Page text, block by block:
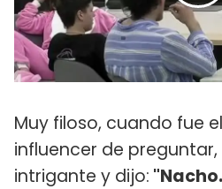
Muy filoso, cuando fue
influencer de
intrigante y dijo: